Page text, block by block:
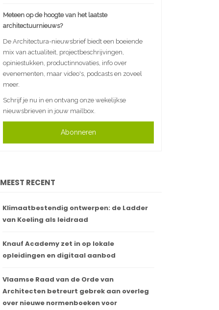
Meteen op de hoogte van het laatste
architectuurnieuws?
De Architectura-nieuwsbrief biedt een boeiende
mix van actualiteit, projectbeschrijvingen,
opiniestukken, productinnovaties, info over
evenementen, maar video's, podcasts en zoveel
meer.
Schrijf je nu in en ontvang onze wekelijkse
nieuwsbrieven in jouw mailbox.
Abonneren
MEEST RECENT
Klimaatbestendig ontwerpen: de Ladder
van Koeling als leidraad
Knauf Academy zet in op lokale
opleidingen en digitaal aanbod
Vlaamse Raad van de Orde van
Architecten betreurt gebrek aan overleg
over nieuwe normenboeken voor